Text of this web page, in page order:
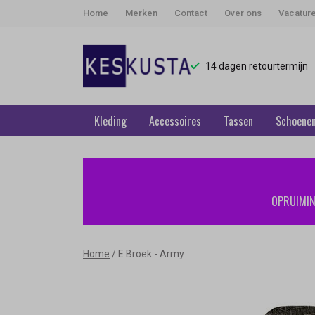
Home Merken Contact Over ons
14 dagen retourtermijn
Kleding Accessoires Tassen Schoenen
E
Home E Broek - Army